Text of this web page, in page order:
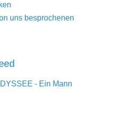
uns besprochenen
- Ein Mann